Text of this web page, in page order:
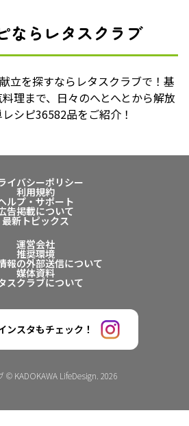
ならレタスクラブ
立を探すならレタスクラブで！基
理まで、日々のへとへとから解放
シピ36582品をご紹介！
イバシーポリシー
利用規約
ルプ・サポート
告掲載について
最新トピックス
運営会社
推奨環境
報の外部送信について
媒体資料
スクラブについて
ンスタもチェック！
© KADOKAWA LifeDesign. 2026